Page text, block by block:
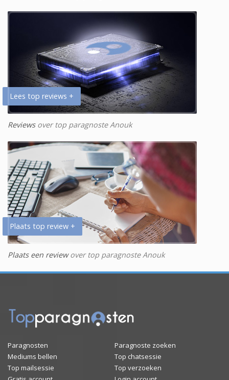
Lees top reviews +
Reviewsover top paragnoste Anouk
Plaats top review +
Plaats een reviewover top paragnoste Anouk
Paragnosten
Paragnoste zoeken
Mediums bellen
Top chatsessie
Top mailsessie
Top verzoeken